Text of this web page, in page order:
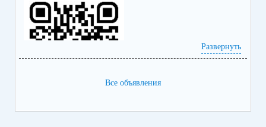
содействия развитию сферы отдыха и
Развернуть
Все объявления